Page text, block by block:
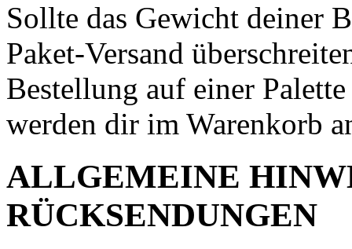
Sollte das Gewicht deiner
Paket-Versand
Bestellung auf einer
werden dir im Warenkorb
ALLGEMEINE
RÜCKSENDUNGEN